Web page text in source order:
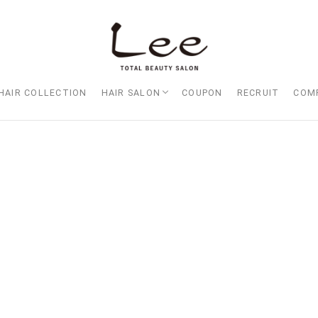
COLLECTION HAIR SALON
Lee大阪店
Lee梅田店
Lee京橋店
Lee堀江店
Lee四ツ橋店
Lee天王寺店
Lee上新庄Vita店
Lee東三国店
Lee布施店
Lee枚方店
HARBOR （ハーバー）
Lee尼崎店
Lee甲子園店
COUPON RECRUIT